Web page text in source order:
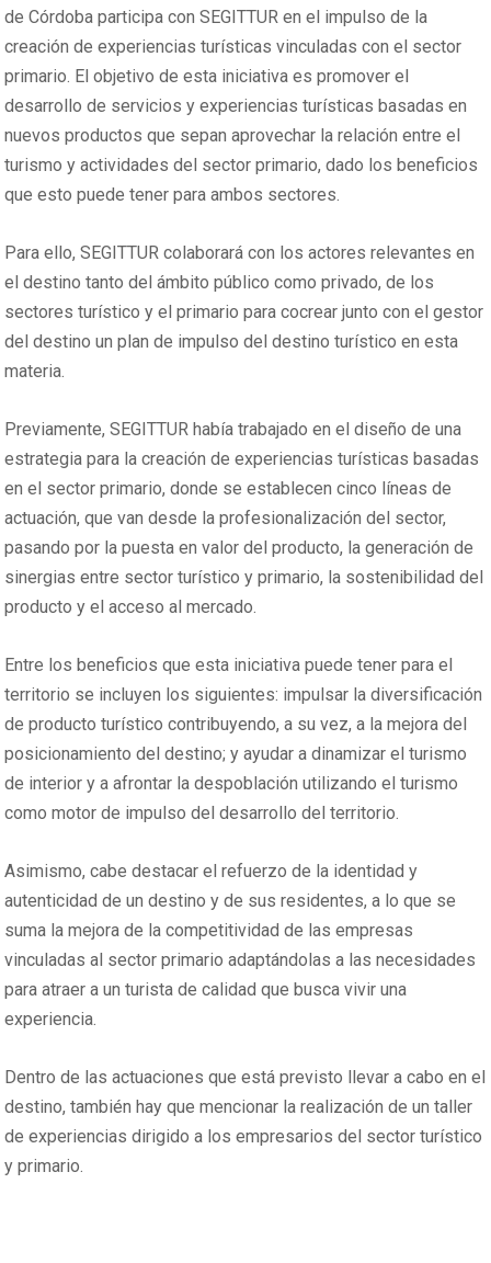
de Córdoba participa con SEGITTUR en el impulso de la
creación de experiencias turísticas vinculadas con el sector
primario. El objetivo de esta iniciativa es promover el
desarrollo de servicios y experiencias turísticas basadas en
nuevos productos que sepan aprovechar la relación entre el
turismo y actividades del sector primario, dado los beneficios
que esto puede tener para ambos sectores.
Para ello, SEGITTUR colaborará con los actores relevantes en
el destino tanto del ámbito público como privado, de los
sectores turístico y el primario para cocrear junto con el gestor
del destino un plan de impulso del destino turístico en esta
materia.
Previamente, SEGITTUR había trabajado en el diseño de una
estrategia para la creación de experiencias turísticas basadas
en el sector primario, donde se establecen cinco líneas de
actuación, que van desde la profesionalización del sector,
pasando por la puesta en valor del producto, la generación de
sinergias entre sector turístico y primario, la sostenibilidad del
producto y el acceso al mercado.
Entre los beneficios que esta iniciativa puede tener para el
territorio se incluyen los siguientes: impulsar la diversificación
de producto turístico contribuyendo, a su vez, a la mejora del
posicionamiento del destino; y ayudar a dinamizar el turismo
de interior y a afrontar la despoblación utilizando el turismo
como motor de impulso del desarrollo del territorio.
Asimismo, cabe destacar el refuerzo de la identidad y
autenticidad de un destino y de sus residentes, a lo que se
suma la mejora de la competitividad de las empresas
vinculadas al sector primario adaptándolas a las necesidades
para atraer a un turista de calidad que busca vivir una
experiencia.
Dentro de las actuaciones que está previsto llevar a cabo en el
destino, también hay que mencionar la realización de un taller
de experiencias dirigido a los empresarios del sector turístico
y primario.